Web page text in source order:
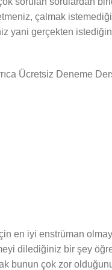
çalmak
yani gerçekten
Ücretsiz Deneme
en iyi enstrüman
dilediğiniz bir şey
bunun çok zor